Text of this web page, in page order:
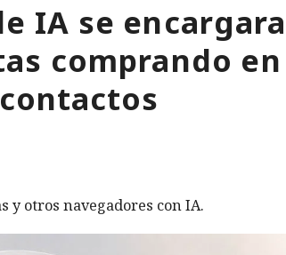
IA se
comprando
y otros navegadores con IA.